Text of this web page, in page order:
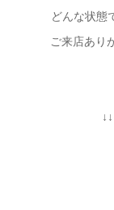
どんな状態
ご来店あ